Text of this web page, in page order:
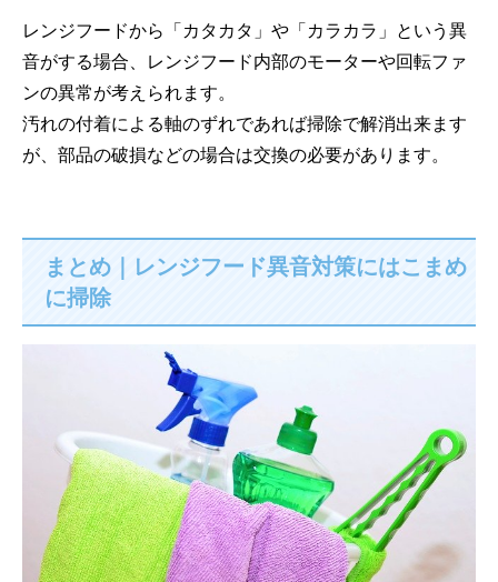
レンジフードから「カタカタ」や「カラカラ」という異
音がする場合、レンジフード内部のモーターや回転ファ
ンの異常が考えられます。
汚れの付着による軸のずれであれば掃除で解消出来ます
が、部品の破損などの場合は交換の必要があります。
まとめ｜レンジフード異音対策にはこまめ
に掃除